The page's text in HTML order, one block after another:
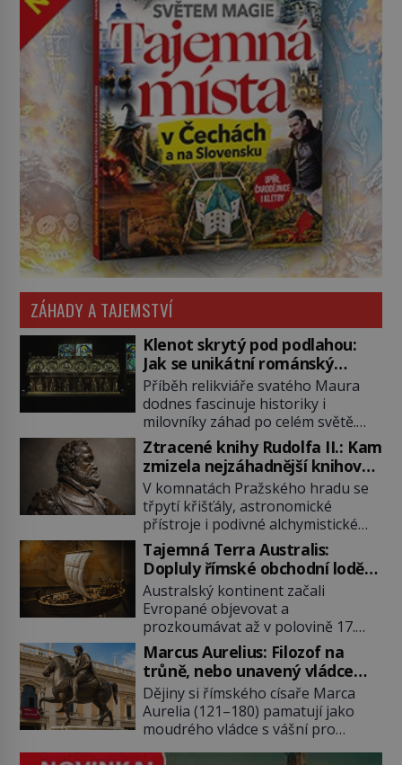
ZÁHADY A TAJEMSTVÍ
Klenot skrytý pod podlahou:
Jak se unikátní románský
poklad dostal do zapadlého
Bečova?
Příběh relikviáře svatého Maura
dodnes fascinuje historiky i
milovníky záhad po celém světě.
Tato románská zlatnická památka
ze 13. století je po českých
korunovačních klenotech druhým
nejcennějším movitým majetkem v
České republice. Přestože byl
klenot v roce 1985 po dramatickém
pátrání kriminalistů úspěšně
nalezen, jeho minulost stále
obestírá hustá mlha. Otázky, jak
přesně se tato […]
Ztracené knihy Rudolfa II.: Kam
zmizela nejzáhadnější knihovna
Evropy?
V komnatách Pražského hradu se
třpytí křišťály, astronomické
přístroje i podivné alchymistické
rukopisy. Císař Rudolf II.
shromažďuje vše, co souvisí s
tajemstvím přírody, hvězd i
lidského poznání. Jenže po jeho
smrti se jeho slavné sbírky začínají
rozpadat a část z nich mizí navždy.
Kdo odnesl nejvzácnější knihy? A
existují ještě někde zapomenuté
rukopisy, které nikdo […]
Tajemná Terra Australis:
Dopluly římské obchodní lodě
až do Austrálie?
Australský kontinent začali
Evropané objevovat a
prozkoumávat až v polovině 17.
století. Existuje však možnost, že
by se o tento vzdálený kontinent
mohly zajímat již evropské
starověké civilizace, a to o 15
století dříve? Již od starověku
kartografové zakreslovali do map
záhadný kontinent Terra Australis
Marcus Aurelius: Filozof na
trůně, nebo unavený vládce
závislý na opiu?
Dějiny si římského císaře Marca
Aurelia (121–180) pamatují jako
moudrého vládce s vášní pro